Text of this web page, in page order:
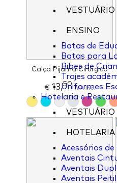
ENSINO
Batas de
Batas para
Bibes de
Trajes
Uniformes
Hotelaria e
HOTELARIA
Acessórios de
Aventais
Aventais
Aventais
Calça Pijama Cirurgico
€ 13,50 IVA inc.